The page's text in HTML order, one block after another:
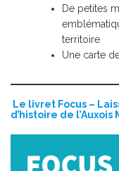
De petites
territoire
Une carte
Le livret Focus –
d’histoire de l’Auxois